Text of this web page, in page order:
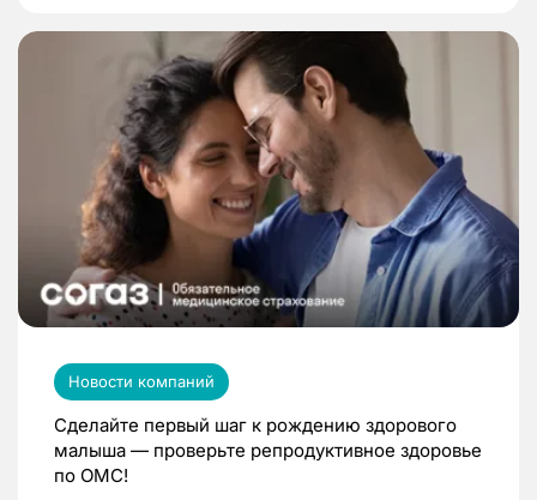
Новости компаний
Сделайте первый шаг к рождению здорового
малыша — проверьте репродуктивное здоровье
по ОМС!